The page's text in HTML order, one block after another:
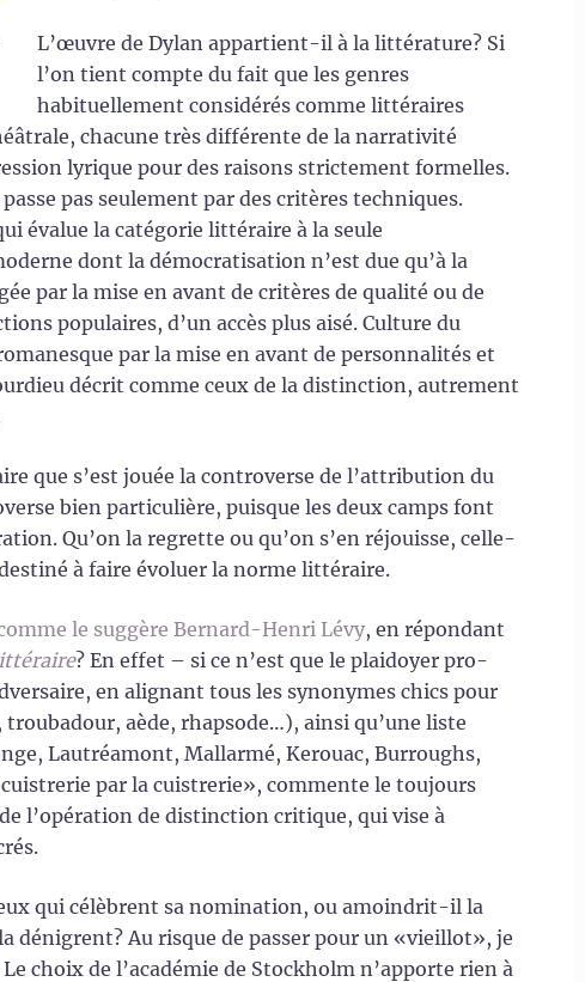
L’œuvre de Dylan appartient-il à la littérature? Si
l’on tient compte du fait que les genres
habituellement considérés comme littéraires
chacune très différente de la narrativité
lyrique pour des raisons strictement formelles.
pas seulement par des critères techniques.
évalue la catégorie littéraire à la seule
dont la démocratisation n’est due qu’à la
par la mise en avant de critères de qualité ou de
populaires, d’un accès plus aisé. Culture du
par la mise en avant de personnalités et
décrit comme ceux de la distinction, autrement
que s’est jouée la controverse de l’attribution du
bien particulière, puisque les deux camps font
Qu’on la regrette ou qu’on s’en réjouisse, celle-
à faire évoluer la norme littéraire.
le suggère Bernard-Henri Lévy, en répondant
? En effet – si ce n’est que le plaidoyer pro-
en alignant tous les synonymes chics pour
aède, rhapsode…), ainsi qu’une liste
Lautréamont, Mallarmé, Kerouac, Burroughs,
par la cuistrerie», commente le toujours
l’opération de distinction critique, qui vise à
qui célèbrent sa nomination, ou amoindrit-il la
dénigrent? Au risque de passer pour un «vieillot», je
choix de l’académie de Stockholm n’apporte rien à